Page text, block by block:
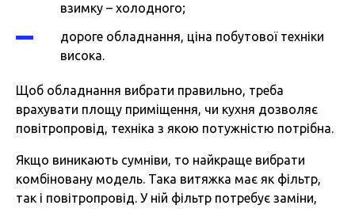
взимку – холодного;
дороге обладнання, ціна побутової техніки
висока.
Щоб обладнання вибрати правильно, треба
врахувати площу приміщення, чи кухня дозволяє
повітропровід, техніка з якою потужністю потрібна.
Якщо виникають сумніви, то найкраще вибрати
комбіновану модель. Така витяжка має як фільтр,
так і повітропровід. У ній фільтр потребує заміни,